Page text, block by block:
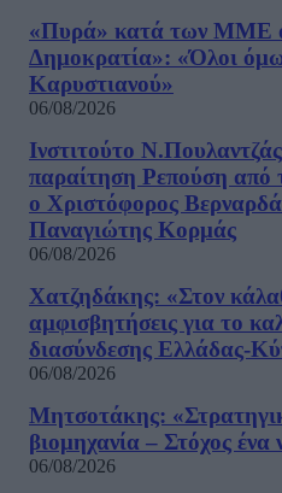
«Πυρά» κατά των ΜΜΕ
Δημοκρατία»: «Όλοι
Καρυστιανού»
06/08/2026
Ινστιτούτο
παραίτηση Ρεπούση
ο Χριστόφορος
Παναγιώτης Κορμάς
06/08/2026
Χατζηδάκης: «Στον
αμφισβητήσεις για το
διασύνδεσης Ελλάδας-
06/08/2026
Μητσοτάκης:
βιομηχανία – Στόχος
06/08/2026